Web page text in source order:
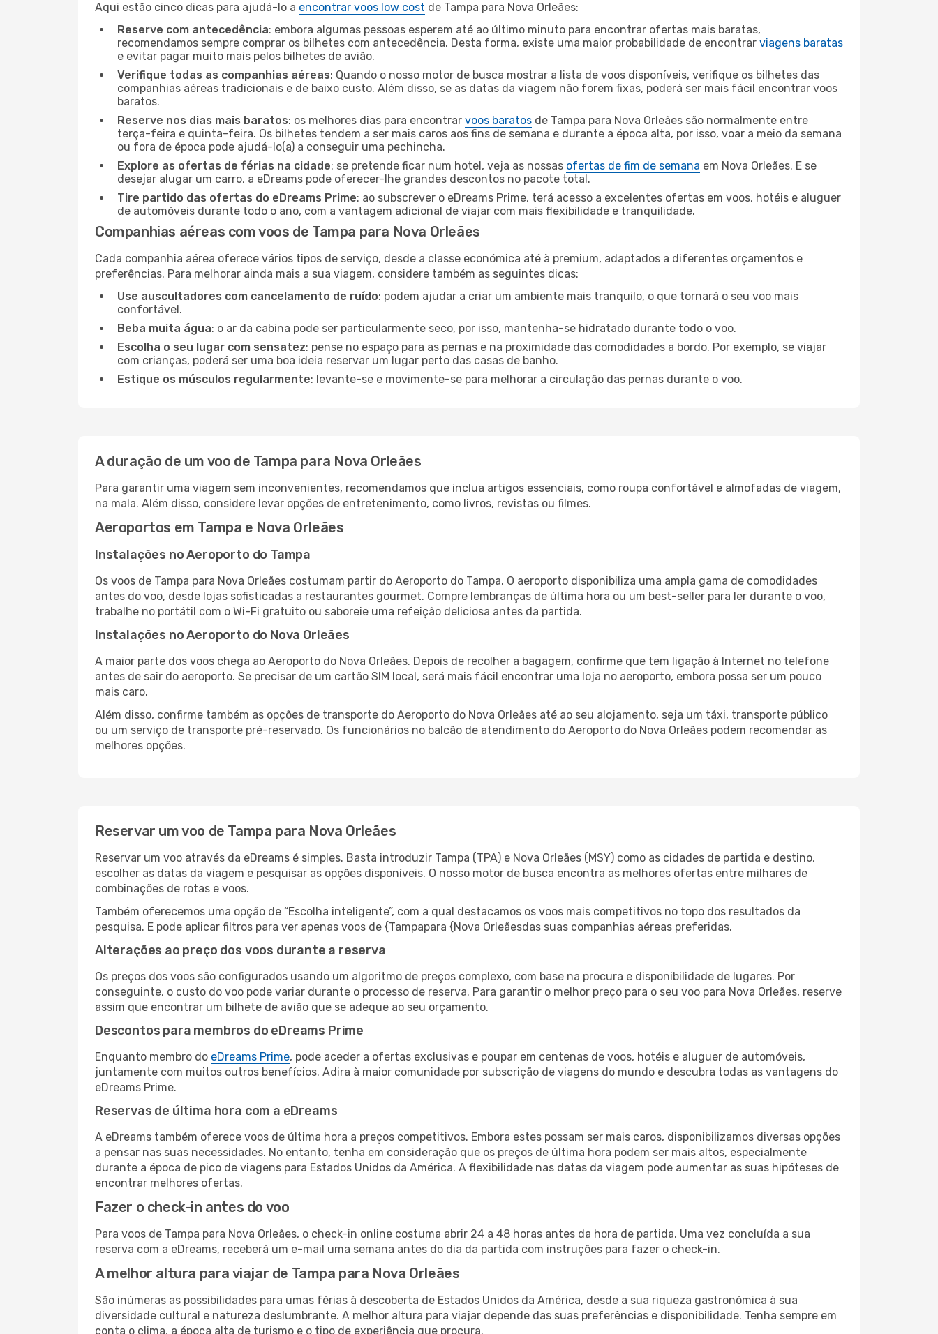
Aqui estão cinco dicas para ajudá-lo a encontrar voos low cost de Tampa para Nova Orleães:
Reserve com antecedência: embora algumas pessoas esperem até ao último minuto para encontrar ofertas mais baratas,
recomendamos sempre comprar os bilhetes com antecedência. Desta forma, existe uma maior probabilidade de encontrar viagens baratas
e evitar pagar muito mais pelos bilhetes de avião.
Verifique todas as companhias aéreas: Quando o nosso motor de busca mostrar a lista de voos disponíveis, verifique os bilhetes das
companhias aéreas tradicionais e de baixo custo. Além disso, se as datas da viagem não forem fixas, poderá ser mais fácil encontrar voos
baratos.
Reserve nos dias mais baratos: os melhores dias para encontrar voos baratos de Tampa para Nova Orleães são normalmente entre
terça-feira e quinta-feira. Os bilhetes tendem a ser mais caros aos fins de semana e durante a época alta, por isso, voar a meio da semana
ou fora de época pode ajudá-lo(a) a conseguir uma pechincha.
Explore as ofertas de férias na cidade: se pretende ficar num hotel, veja as nossas ofertas de fim de semana em Nova Orleães. E se
desejar alugar um carro, a eDreams pode oferecer-lhe grandes descontos no pacote total.
Tire partido das ofertas do eDreams Prime: ao subscrever o eDreams Prime, terá acesso a excelentes ofertas em voos, hotéis e aluguer
de automóveis durante todo o ano, com a vantagem adicional de viajar com mais flexibilidade e tranquilidade.
Companhias aéreas com voos de Tampa para Nova Orleães
Cada companhia aérea oferece vários tipos de serviço, desde a classe económica até à premium, adaptados a diferentes orçamentos e
preferências. Para melhorar ainda mais a sua viagem, considere também as seguintes dicas:
Use auscultadores com cancelamento de ruído: podem ajudar a criar um ambiente mais tranquilo, o que tornará o seu voo mais
confortável.
Beba muita água: o ar da cabina pode ser particularmente seco, por isso, mantenha-se hidratado durante todo o voo.
Escolha o seu lugar com sensatez: pense no espaço para as pernas e na proximidade das comodidades a bordo. Por exemplo, se viajar
com crianças, poderá ser uma boa ideia reservar um lugar perto das casas de banho.
Estique os músculos regularmente: levante-se e movimente-se para melhorar a circulação das pernas durante o voo.
A duração de um voo de Tampa para Nova Orleães
Para garantir uma viagem sem inconvenientes, recomendamos que inclua artigos essenciais, como roupa confortável e almofadas de viagem,
na mala. Além disso, considere levar opções de entretenimento, como livros, revistas ou filmes.
Aeroportos em Tampa e Nova Orleães
Instalações no Aeroporto do Tampa
Os voos de Tampa para Nova Orleães costumam partir do Aeroporto do Tampa. O aeroporto disponibiliza uma ampla gama de comodidades
antes do voo, desde lojas sofisticadas a restaurantes gourmet. Compre lembranças de última hora ou um best-seller para ler durante o voo,
trabalhe no portátil com o Wi-Fi gratuito ou saboreie uma refeição deliciosa antes da partida.
Instalações no Aeroporto do Nova Orleães
A maior parte dos voos chega ao Aeroporto do Nova Orleães. Depois de recolher a bagagem, confirme que tem ligação à Internet no telefone
antes de sair do aeroporto. Se precisar de um cartão SIM local, será mais fácil encontrar uma loja no aeroporto, embora possa ser um pouco
mais caro.
Além disso, confirme também as opções de transporte do Aeroporto do Nova Orleães até ao seu alojamento, seja um táxi, transporte público
ou um serviço de transporte pré-reservado. Os funcionários no balcão de atendimento do Aeroporto do Nova Orleães podem recomendar as
melhores opções.
Reservar um voo de Tampa para Nova Orleães
Reservar um voo através da eDreams é simples. Basta introduzir Tampa (TPA) e Nova Orleães (MSY) como as cidades de partida e destino,
escolher as datas da viagem e pesquisar as opções disponíveis. O nosso motor de busca encontra as melhores ofertas entre milhares de
combinações de rotas e voos.
Também oferecemos uma opção de “Escolha inteligente”, com a qual destacamos os voos mais competitivos no topo dos resultados da
pesquisa. E pode aplicar filtros para ver apenas voos de {Tampapara {Nova Orleãesdas suas companhias aéreas preferidas.
Alterações ao preço dos voos durante a reserva
Os preços dos voos são configurados usando um algoritmo de preços complexo, com base na procura e disponibilidade de lugares. Por
conseguinte, o custo do voo pode variar durante o processo de reserva. Para garantir o melhor preço para o seu voo para Nova Orleães, reserve
assim que encontrar um bilhete de avião que se adeque ao seu orçamento.
Descontos para membros do eDreams Prime
Enquanto membro do eDreams Prime, pode aceder a ofertas exclusivas e poupar em centenas de voos, hotéis e aluguer de automóveis,
juntamente com muitos outros benefícios. Adira à maior comunidade por subscrição de viagens do mundo e descubra todas as vantagens do
eDreams Prime.
Reservas de última hora com a eDreams
A eDreams também oferece voos de última hora a preços competitivos. Embora estes possam ser mais caros, disponibilizamos diversas opções
a pensar nas suas necessidades. No entanto, tenha em consideração que os preços de última hora podem ser mais altos, especialmente
durante a época de pico de viagens para Estados Unidos da América. A flexibilidade nas datas da viagem pode aumentar as suas hipóteses de
encontrar melhores ofertas.
Fazer o check-in antes do voo
Para voos de Tampa para Nova Orleães, o check-in online costuma abrir 24 a 48 horas antes da hora de partida. Uma vez concluída a sua
reserva com a eDreams, receberá um e-mail uma semana antes do dia da partida com instruções para fazer o check-in.
A melhor altura para viajar de Tampa para Nova Orleães
São inúmeras as possibilidades para umas férias à descoberta de Estados Unidos da América, desde a sua riqueza gastronómica à sua
diversidade cultural e natureza deslumbrante. A melhor altura para viajar depende das suas preferências e disponibilidade. Tenha sempre em
conta o clima, a época alta de turismo e o tipo de experiência que procura.